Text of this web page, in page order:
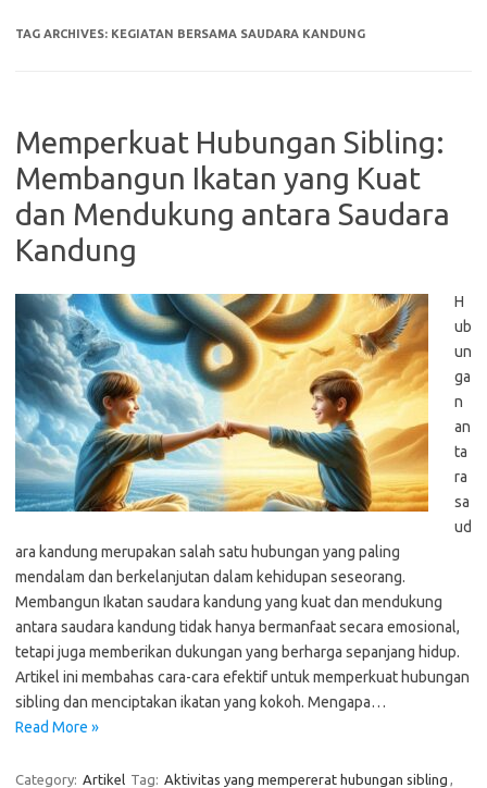
TAG ARCHIVES: KEGIATAN BERSAMA SAUDARA KANDUNG
Memperkuat Hubungan Sibling:
Membangun Ikatan yang Kuat
dan Mendukung antara Saudara
Kandung
H
ub
un
ga
n
an
ta
ra
sa
ud
ara kandung merupakan salah satu hubungan yang paling
mendalam dan berkelanjutan dalam kehidupan seseorang.
Membangun Ikatan saudara kandung yang kuat dan mendukung
antara saudara kandung tidak hanya bermanfaat secara emosional,
tetapi juga memberikan dukungan yang berharga sepanjang hidup.
Artikel ini membahas cara-cara efektif untuk memperkuat hubungan
sibling dan menciptakan ikatan yang kokoh. Mengapa…
Read More »
Category: Artikel Tag: Aktivitas yang mempererat hubungan sibling ,